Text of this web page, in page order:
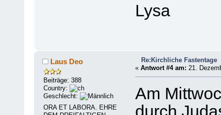
Lysa
Laus Deo
Beiträge: 388
Country:
Geschlecht:
ORA ET LABORA. EHRE
Re:Kirchliche Fastentage
« Antwort #4 am: 21.
Am